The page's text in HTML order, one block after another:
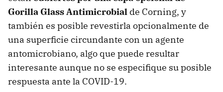
Gorilla Glass Antimicrobial de Corning, y
también es posible revestirla opcionalmente de
una superficie circundante con un agente
antomicrobiano, algo que puede resultar
interesante aunque no se especifique su posible
respuesta ante la COVID-19.